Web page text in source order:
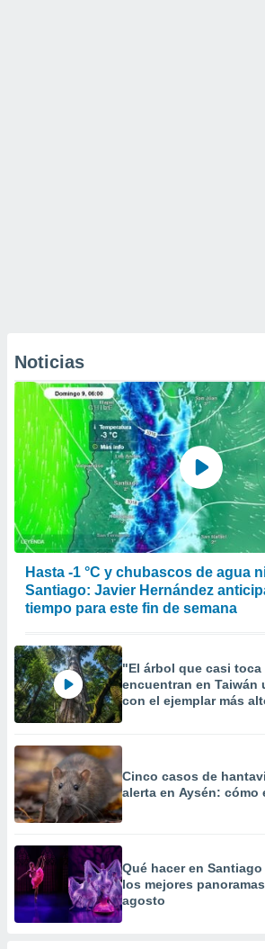
Noticias
Hasta -1 °C y chubascos de agua
Santiago: Javier Hernández
tiempo para este fin de semana
"El árbol que casi
encuentran en Taiwán
con el ejemplar más
Cinco casos de
alerta en Aysén: cómo
Qué hacer en
los mejores
agosto